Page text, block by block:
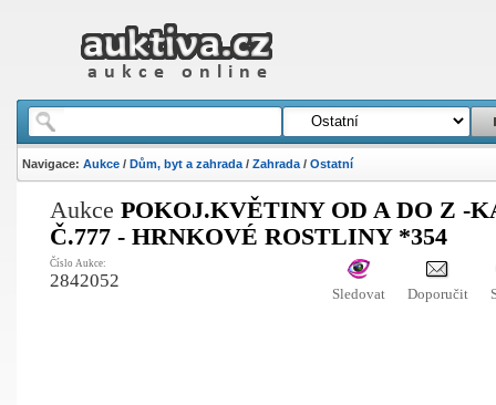
Navigace: Aukce/ Dům, byt a zahrada/ Zahrada/ Ostatní
Aukce POKOJ.KVĚTINY OD A DO Z -
Č.777 - HRNKOVÉ ROSTLINY *354
Číslo Aukce:
2842052
Sledovat Doporučit